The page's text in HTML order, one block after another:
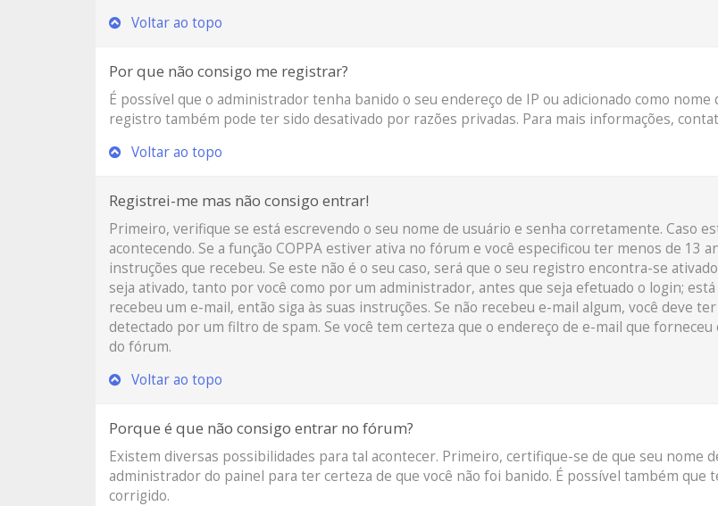
Voltar ao topo
Por que não consigo me registrar?
É possível que o administrador tenha banido o seu endereço de IP ou adicionado como
registro também pode ter sido desativado por razões privadas. Para mais informações,
Voltar ao topo
Registrei-me mas não consigo entrar!
Primeiro, verifique se está escrevendo o seu nome de usuário e senha corretamente. Caso
acontecendo. Se a função COPPA estiver ativa no fórum e você especificou ter menos de 13
instruções que recebeu. Se este não é o seu caso, será que o seu registro encontra-se
seja ativado, tanto por você como por um administrador, antes que seja efetuado o login;
recebeu um e-mail, então siga às suas instruções. Se não recebeu e-mail algum, você deve
detectado por um filtro de spam. Se você tem certeza que o endereço de e-mail que
do fórum.
Voltar ao topo
Porque é que não consigo entrar no fórum?
Existem diversas possibilidades para tal acontecer. Primeiro, certifique-se de que seu nome
administrador do painel para ter certeza de que você não foi banido. É possível também
corrigido.